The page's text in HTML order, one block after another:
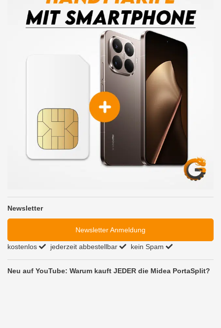
Newsletter
Newsletter Anmeldung
kostenlos jederzeit abbestellbar kein Spam
Neu auf YouTube: Warum kauft JEDER die Midea PortaSplit?